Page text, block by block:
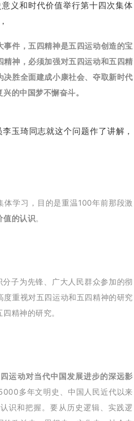
义和时代价值举行第十四次集体
件，五四精神是五四运动创造的宝
神，必须加强对五四运动和五四精
胜全面建成小康社会、夺取新时代
的中国梦不懈奋斗。
玉琦同志就这个问题作了讲解，
学习，目的是重温100年前那段激
值的认识。
子为先锋、广大人民群众参加的彻
重视对五四运动和五四精神的研究
精神的研究。
运动对当代中国发展进步的深远影
多年文明史、中国人民近代以来
识和把握。要从历史逻辑、实践逻